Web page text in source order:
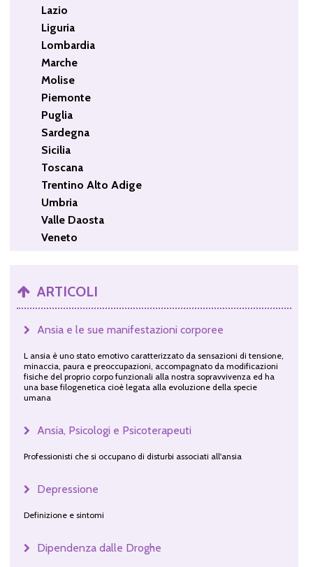
Lazio
Liguria
Lombardia
Marche
Molise
Piemonte
Puglia
Sardegna
Sicilia
Toscana
Trentino Alto Adige
Umbria
Valle Daosta
Veneto
ARTICOLI
Ansia e le sue manifestazioni corporee
L ansia è uno stato emotivo caratterizzato da sensazioni di tensione,
minaccia, paura e preoccupazioni, accompagnato da modificazioni
fisiche del proprio corpo funzionali alla nostra sopravvivenza ed ha
una base filogenetica cioè legata alla evoluzione della specie
umana
Ansia, Psicologi e Psicoterapeuti
Professionisti che si occupano di disturbi associati all'ansia
Depressione
Definizione e sintomi
Dipendenza dalle Droghe